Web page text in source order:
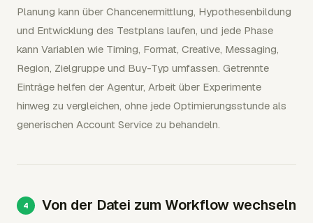
Planung kann über Chancenermittlung, Hypothesenbildung
und Entwicklung des Testplans laufen, und jede Phase
kann Variablen wie Timing, Format, Creative, Messaging,
Region, Zielgruppe und Buy-Typ umfassen. Getrennte
Einträge helfen der Agentur, Arbeit über Experimente
hinweg zu vergleichen, ohne jede Optimierungsstunde als
generischen Account Service zu behandeln.
Von der Datei zum Workflow wechseln